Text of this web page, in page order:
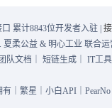
累计8843位开发者入驻 |
夏柔公益 & 明心工业 联合
团队文档 短链生成 IT工
｜繁星｜小白API｜